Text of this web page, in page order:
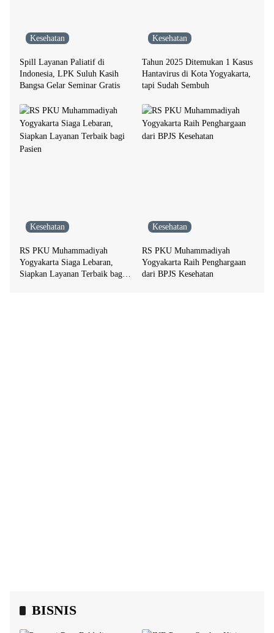
Kesehatan
Spill Layanan Paliatif di
Indonesia, LPK Suluh Kasih
Bangsa Gelar Seminar Gratis
Kesehatan
Tahun 2025 Ditemukan 1 Kasus
Hantavirus di Kota Yogyakarta,
tapi Sudah Sembuh
Kesehatan
RS PKU Muhammadiyah
Yogyakarta Siaga Lebaran,
Siapkan Layanan Terbaik bagi
Kesehatan
RS PKU Muhammadiyah
Yogyakarta Raih Penghargaan
dari BPJS Kesehatan
BISNIS